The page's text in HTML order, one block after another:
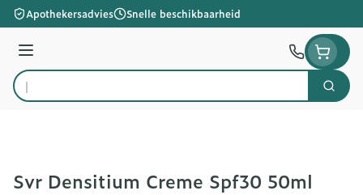
Ga naar de inhoud
Apothekersadvies Snelle beschikbaarheid
Menu
Product, merk, categorie...
Zoek
Svr Densitium Creme Spf30 50ml